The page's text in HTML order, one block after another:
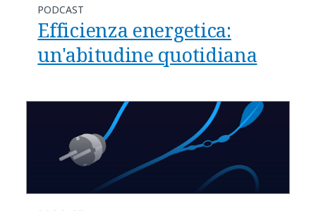
PODCAST
Efficienza energetica:
un'abitudine quotidiana